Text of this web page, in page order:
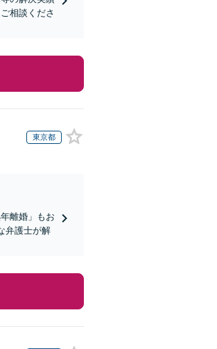
相談くださ
東京都
離婚」もお
弁護士が解